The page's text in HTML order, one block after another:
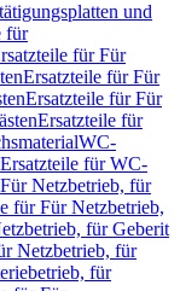
und
für
für Für
Ersatzteile für Für
Ersatzteile für Für
Ersatzteile für
WC-
Ersatzteile für WC-
Für Netzbetrieb, für
für Für Netzbetrieb,
für Geberit
Netzbetrieb, für
für